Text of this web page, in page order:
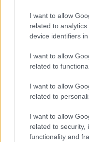
I want to allow
related to
device identifiers in
I want to allow
related to
I want to allow
related to
I want to allow
related to security,
functionality and
Στο Chroming οι
(αφαιρετικό
προϊόντα καθαρισμού,
ταυτόχρονα τραβούν
αποτελέσματα.